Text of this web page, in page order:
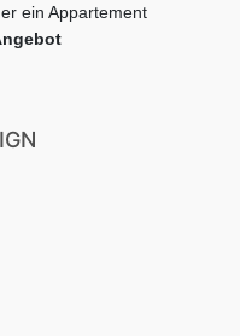
ein Appartement